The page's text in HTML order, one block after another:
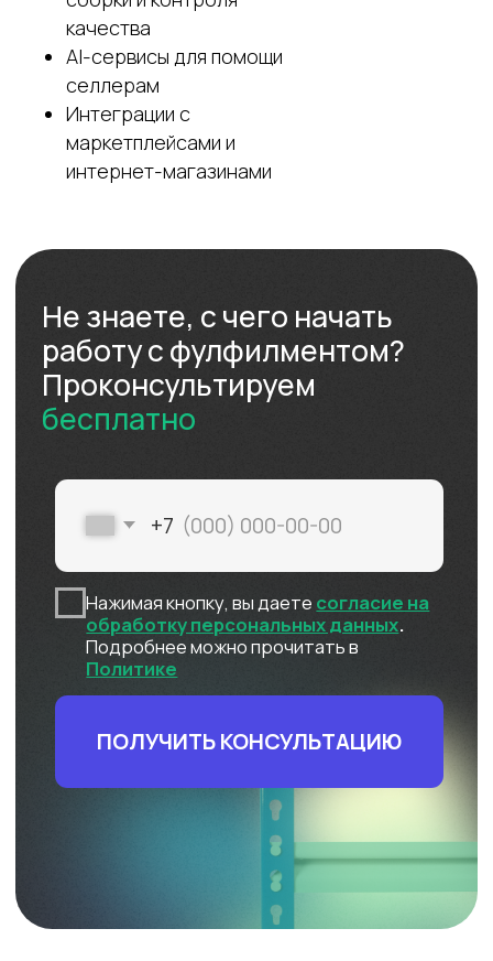
качества
AI-сервисы для помощи
селлерам
Интеграции с
маркетплейсами и
интернет-магазинами